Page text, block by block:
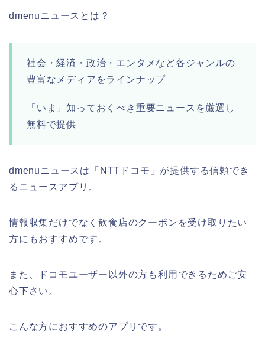
dmenuニュースとは？
社会・経済・政治・エンタメなど各ジャンルの
豊富なメディアをラインナップ
「いま」知っておくべき重要ニュースを厳選し
無料で提供
dmenuニュースは「NTTドコモ」が提供する信頼でき
るニュースアプリ。
情報収集だけでなく飲食店のクーポンを受け取りたい
方にもおすすめです。
また、ドコモユーザー以外の方も利用できるためご安
心下さい。
こんな方におすすめのアプリです。